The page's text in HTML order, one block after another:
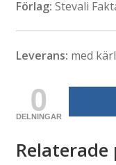
Förlag: Stevali
Leverans: med
0
DELNINGAR